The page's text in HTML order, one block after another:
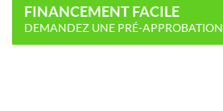
FINANCEMENT FACILE
DEMANDEZ UNE PRÉ-APPROBATION